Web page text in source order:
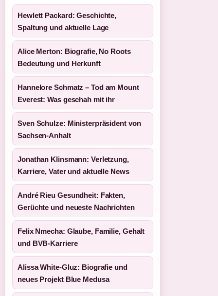
Hewlett Packard: Geschichte,
Spaltung und aktuelle Lage
Alice Merton: Biografie, No Roots
Bedeutung und Herkunft
Hannelore Schmatz – Tod am Mount
Everest: Was geschah mit ihr
Sven Schulze: Ministerpräsident von
Sachsen-Anhalt
Jonathan Klinsmann: Verletzung,
Karriere, Vater und aktuelle News
André Rieu Gesundheit: Fakten,
Gerüchte und neueste Nachrichten
Felix Nmecha: Glaube, Familie, Gehalt
und BVB-Karriere
Alissa White-Gluz: Biografie und
neues Projekt Blue Medusa